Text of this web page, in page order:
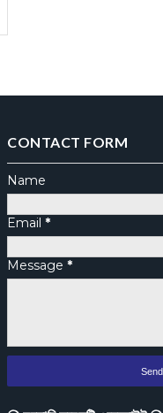
CONTACT FORM
Name
Email *
Message *